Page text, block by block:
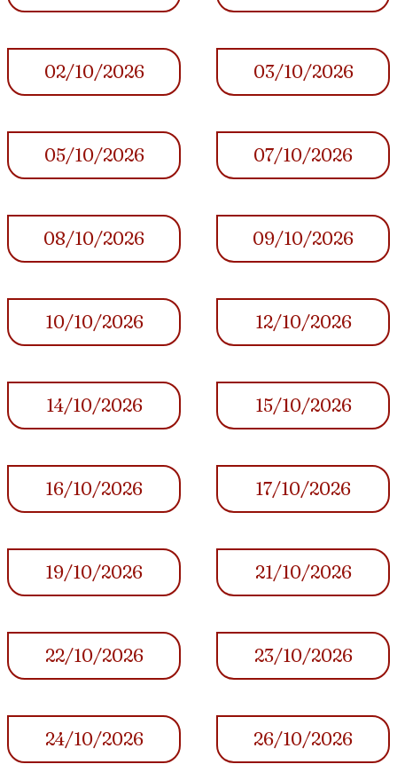
02/10/2026 03/10/2026
05/10/2026 07/10/2026
08/10/2026 09/10/2026
10/10/2026 12/10/2026
14/10/2026 15/10/2026
16/10/2026 17/10/2026
19/10/2026 21/10/2026
22/10/2026 23/10/2026
24/10/2026 26/10/2026